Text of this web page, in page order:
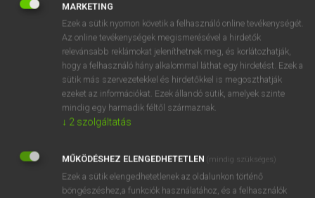
surface resistance
surface ship
surface structure
surface tension
surface-to-air
surface-to-surface
MARKETING
Ezek a sütik nyomon követik a felhasználó online tevékenységét.
Az online tevékenységek megismerésével a hirdetők
relevánsabb reklámokat jeleníthetnek meg, és korlátozhatják,
hogy a felhasználó hány alkalommal láthat egy hirdetést. Ezek a
sütik más szervezetekkel és hirdetőkkel is megoszthatják
ezeket az információkat. Ezek állandó sütik, amelyek szinte
mindig egy harmadik féltől származnak.
↓ 2 szolgáltatás
MŰKÖDÉSHEZ ELENGEDHETETLEN (mindig szükséges)
Ezek a sütik elengedhetetlenek az oldalunkon történő
böngészéshez,a funkciók használatához, és a felhasználók